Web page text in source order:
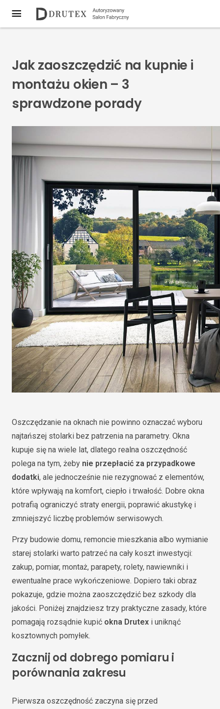
Jak zaoszczędzić na kupnie i
montażu okien – 3
sprawdzone porady
Oszczędzanie na oknach nie powinno oznaczać wyboru
najtańszej stolarki bez patrzenia na parametry. Okna
kupuje się na wiele lat, dlatego realna oszczędność
polega na tym, żeby nie przepłacić za przypadkowe
dodatki, ale jednocześnie nie rezygnować z elementów,
które wpływają na komfort, ciepło i trwałość. Dobre okna
potrafią ograniczyć straty energii, poprawić akustykę i
zmniejszyć liczbę problemów serwisowych.
Przy budowie domu, remoncie mieszkania albo wymianie
starej stolarki warto patrzeć na cały koszt inwestycji:
zakup, pomiar, montaż, parapety, rolety, nawiewniki i
ewentualne prace wykończeniowe. Dopiero taki obraz
pokazuje, gdzie można zaoszczędzić bez szkody dla
jakości. Poniżej znajdziesz trzy praktyczne zasady, które
pomagają rozsądnie kupić okna Drutex i uniknąć
kosztownych pomyłek.
Zacznij od dobrego pomiaru i
porównania zakresu
Pierwsza oszczędność zaczyna się przed